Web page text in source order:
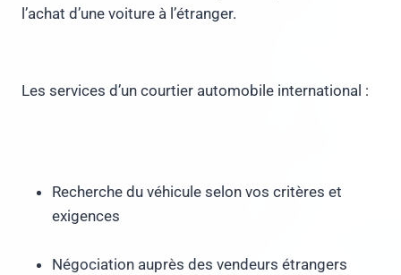
l’achat d’une voiture à l’étranger.
Les services d’un courtier automobile international :
Recherche du véhicule selon vos critères et
exigences
Négociation auprès des vendeurs étrangers